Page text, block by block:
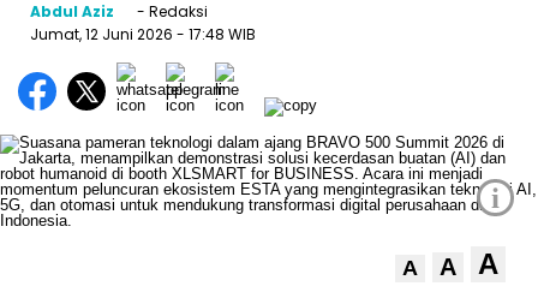
Abdul Aziz
- Redaksi
Jumat, 12 Juni 2026 - 17:48 WIB
i
A A A